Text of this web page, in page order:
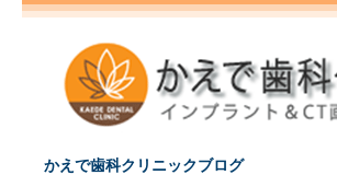
かえで歯科クリニックブログ